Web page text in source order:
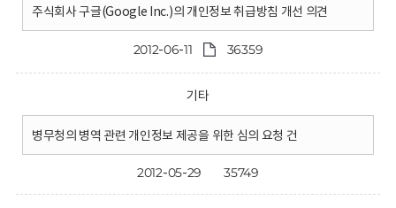
주식회사 구글(Google Inc.)의 개인정보 취급방침 개선 의견
2012-06-11 36359
기타
병무청의 병역 관련 개인정보 제공을 위한 심의 요청 건
2012-05-29 35749